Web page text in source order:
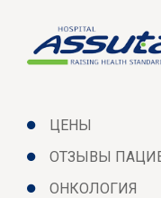
ЦЕНЫ
ОТЗЫВЫ
ОНКОЛОГИЯ